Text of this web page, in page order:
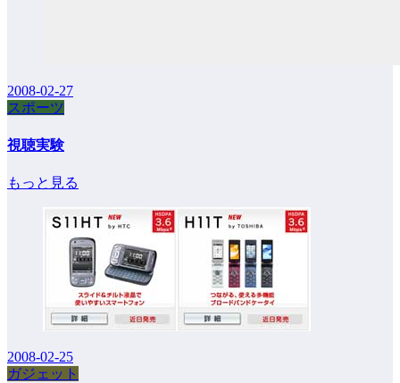
2008-02-27
スポーツ
視聴実験
もっと見る
2008-02-25
ガジェット